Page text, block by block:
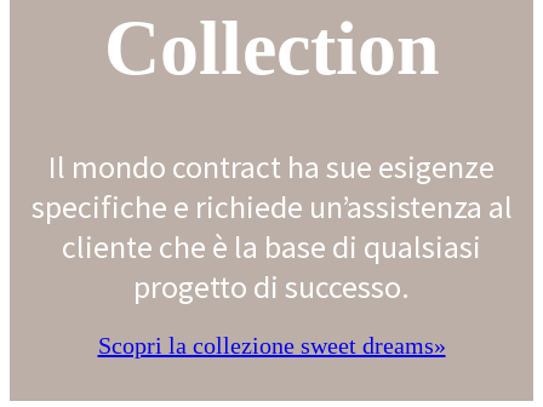
Collection
Il mondo contract ha sue esigenze
specifiche e richiede un’assistenza al
cliente che è la base di qualsiasi
progetto di successo.
Scopri la collezione sweet dreams»